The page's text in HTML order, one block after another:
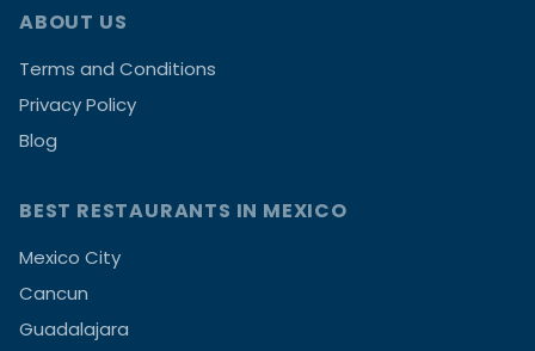
ABOUT US
Terms and Conditions
Privacy Policy
Blog
BEST RESTAURANTS IN MEXICO
Mexico City
Cancun
Guadalajara